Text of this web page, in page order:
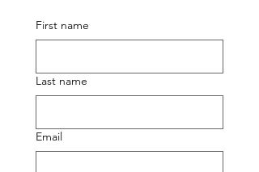
First name
Last name
Email